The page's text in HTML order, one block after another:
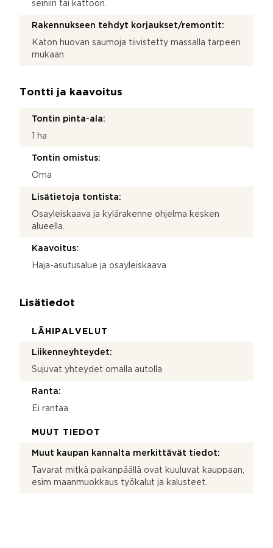
seiniin tai kattoon.
Rakennukseen tehdyt korjaukset/remontit:
Katon huovan saumoja tiivistetty massalla tarpeen
mukaan.
Tontti ja kaavoitus
Tontin pinta-ala:
1 ha
Tontin omistus:
Oma
Lisätietoja tontista:
Osayleiskaava ja kylärakenne ohjelma kesken
alueella.
Kaavoitus:
Haja-asutusalue ja osayleiskaava
Lisätiedot
LÄHIPALVELUT
Liikenneyhteydet:
Sujuvat yhteydet omalla autolla
Ranta:
Ei rantaa
MUUT TIEDOT
Muut kaupan kannalta merkittävät tiedot:
Tavarat mitkä paikanpäällä ovat kuuluvat kauppaan,
esim maanmuokkaus työkalut ja kalusteet.